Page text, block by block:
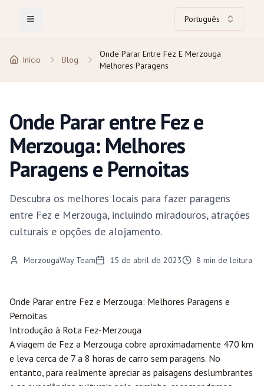
Toggle Menu Português
Início Blog
Onde Parar Entre Fez E Merzouga
Melhores Paragens
Onde Parar entre Fez e
Merzouga: Melhores
Paragens e Pernoitas
Descubra os melhores locais para fazer paragens
entre Fez e Merzouga, incluindo miradouros, atrações
culturais e opções de alojamento.
MerzougaWay Team 15 de abril de 2023 8 min de leitura
Onde Parar entre Fez e Merzouga: Melhores Paragens e
Pernoitas
Introdução à Rota Fez-Merzouga
A viagem de Fez a Merzouga cobre aproximadamente 470 km
e leva cerca de 7 a 8 horas de carro sem paragens. No
entanto, para realmente apreciar as paisagens deslumbrantes